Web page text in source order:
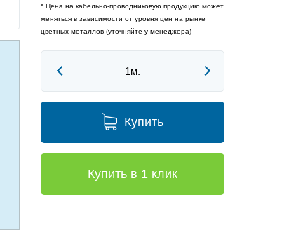
* Цена на кабельно-проводниковую продукцию может
меняться в зависимости от уровня цен на рынке
цветных металлов (уточняйте у менеджера)
Купить
Купить в 1 клик